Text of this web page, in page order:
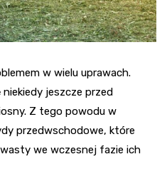
w wielu uprawach.
jeszcze przed
Z tego powodu w
przedwschodowe, które
we wczesnej fazie ich